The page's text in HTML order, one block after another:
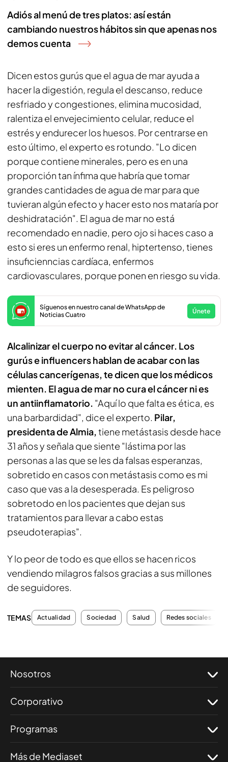
Adiós al menú de tres platos: así están
cambiando nuestros hábitos sin que apenas nos
demos cuenta
Dicen estos gurús que el agua de mar ayuda a
hacer la digestión, regula el descanso, reduce
resfriado y congestiones, elimina mucosidad,
ralentiza el envejecimiento celular, reduce el
estrés y endurecer los huesos. Por centrarse en
esto último, el experto es rotundo. "Lo dicen
porque contiene minerales, pero es en una
proporción tan ínfima que habría que tomar
grandes cantidades de agua de mar para que
tuvieran algún efecto y hacer esto nos mataría por
deshidratación". El agua de mar no está
recomendado en nadie, pero ojo si haces caso a
esto si eres un enfermo renal, hiptertenso, tienes
insuficienncias cardíaca, enfermos
cardiovasculares, porque ponen en riesgo su vida.
Síguenos en nuestro canal de WhatsApp de
Noticias Cuatro
Únete
Alcalinizar el cuerpo no evitar al cáncer. Los
gurús e influencers hablan de acabar con las
células cancerígenas, te dicen que los médicos
mienten. El agua de mar no cura el cáncer ni es
un antiinflamatorio. "Aquí lo que falta es ética, es
una barbardidad", dice el experto. Pilar,
presidenta de Almia,tiene metástasis desde hace
31 años y señala que siente "lástima por las
personas a las que se les da falsas esperanzas,
sobretido en casos con metástasis como es mi
caso que vas a la desesperada. Es peligroso
sobretodo en los pacientes que dejan sus
tratamientos para llevar a cabo estas
pseudoterapias".
Y lo peor de todo es que ellos se hacen ricos
vendiendo milagros falsos gracias a sus millones
de seguidores.
TEMAS Actualidad Sociedad Salud Redes sociales
Nosotros
Corporativo
Programas
Más de Mediaset